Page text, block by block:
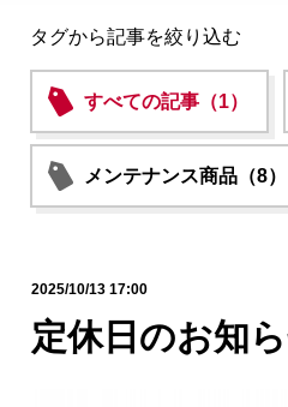
タグから記事を絞り込む
すべての記事（1）
メンテナンス商品（8）
2025/10/13 17:00
定休日のお知